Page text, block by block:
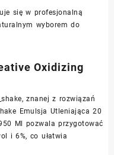
się w profesjonalną
wyborem do
Oxidizing
znanej z rozwiązań
Emulsja Utleniająca 20
Ml pozwala przygotować
i 6%, co ułatwia